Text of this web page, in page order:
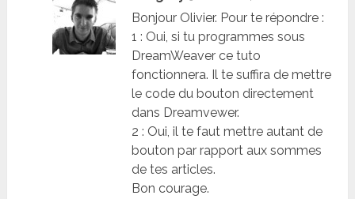
Bonjour Olivier. Pour te répondre :
1 : Oui, si tu programmes sous
DreamWeaver ce tuto
fonctionnera. Il te suffira de mettre
le code du bouton directement
dans Dreamvewer.
2 : Oui, il te faut mettre autant de
bouton par rapport aux sommes
de tes articles.
Bon courage.